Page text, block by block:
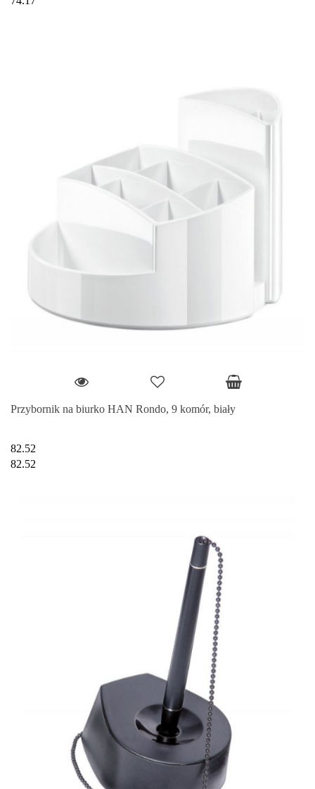
Przybornik na biurko HAN Rondo, 9 komór, biały
82.52
82.52